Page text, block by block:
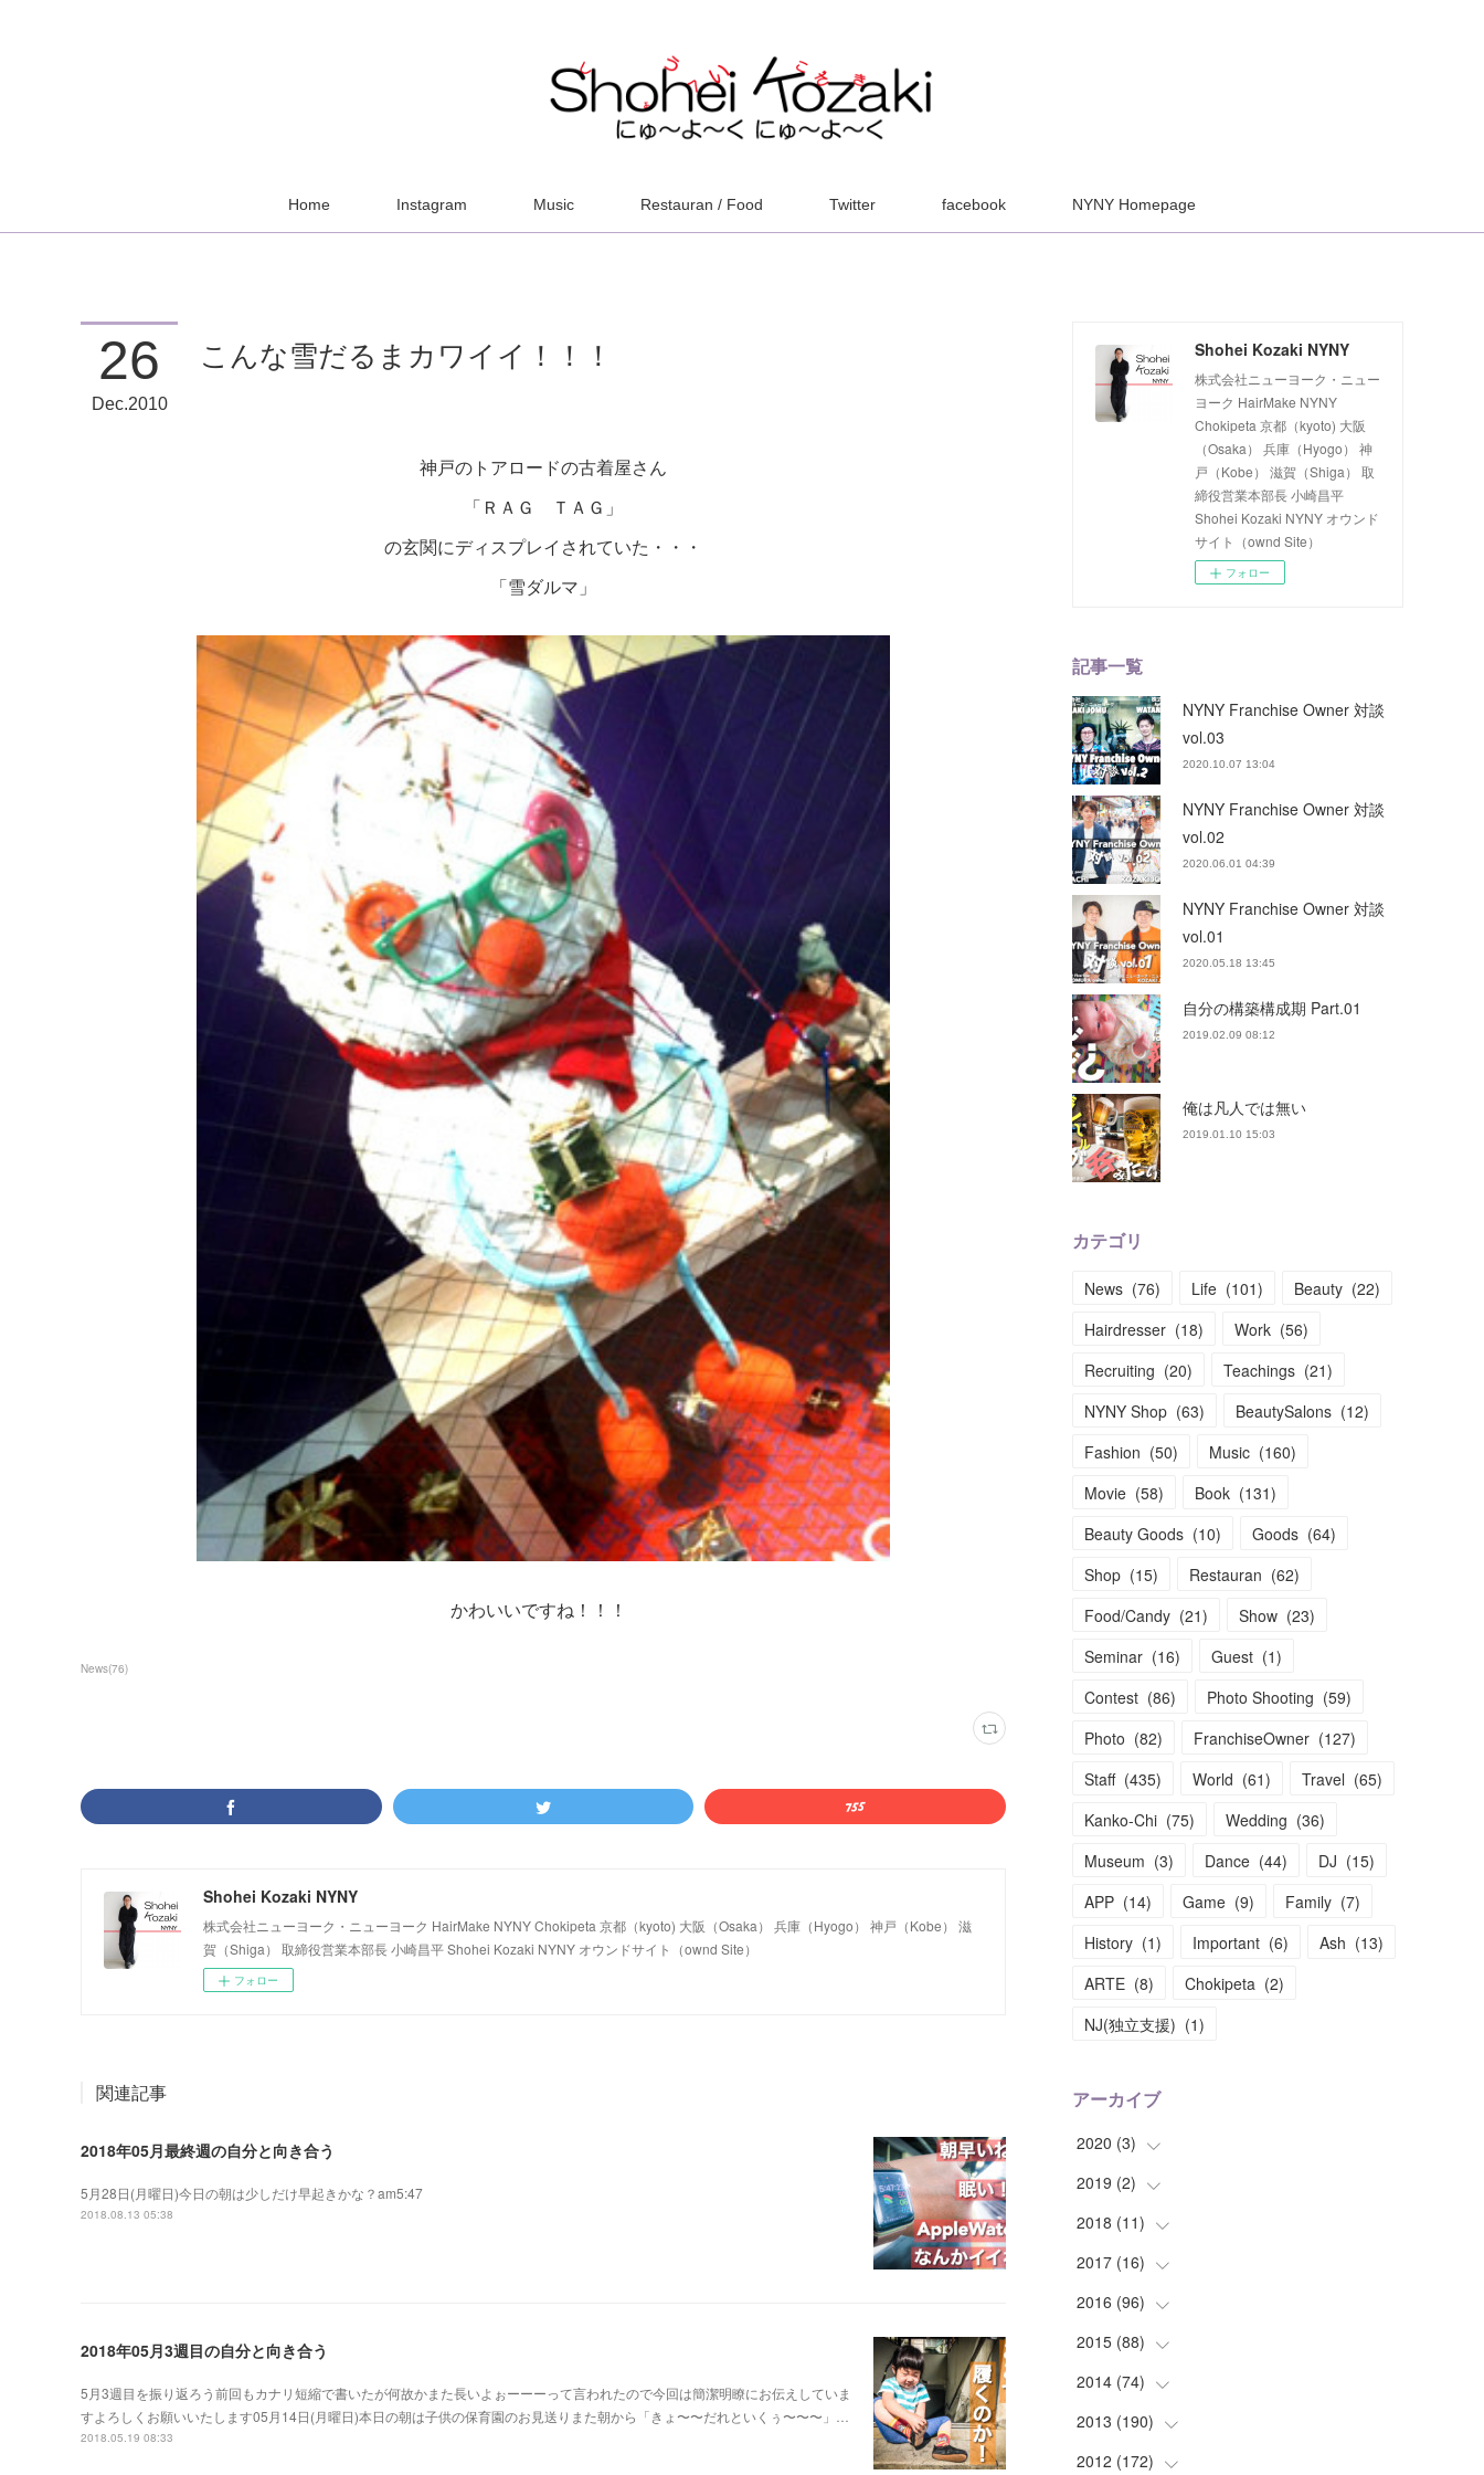
Home Instagram Music Restauran / Food Twitter facebook NYNY Homepage
26
Dec 2010
こんな雪だるまカワイイ！！！
神戸のトアロードの古着屋さん
「ＲＡＧ ＴＡＧ」
の玄関にディスプレイされていた・・・
「雪ダルマ」
かわいいですね！！！
News(76)
Shohei Kozaki NYNY
株式会社ニューヨーク・ニューヨーク HairMake NYNY Chokipeta 京都（kyoto) 大阪（Osaka） 兵庫（Hyogo） 神戸（Kobe） 滋
賀（Shiga） 取締役営業本部長 小崎昌平 Shohei Kozaki NYNY オウンドサイト（ownd Site）
フォロー
関連記事
2018年05月最終週の自分と向き合う
5月28日(月曜日)今日の朝は少しだけ早起きかな？am5:47
2018.08.13 05:38
2018年05月3週目の自分と向き合う
5月3週目を振り返ろう前回もカナリ短縮で書いたが何故かまた長いよぉーーーって言われたので今回は簡潔明瞭にお伝えしていま
すよろしくお願いいたします05月14日(月曜日)本日の朝は子供の保育園のお見送りまた朝から「きょ〜〜だれといくぅ〜〜〜」…
2018.05.19 08:33
Shohei Kozaki NYNY
株式会社ニューヨーク・ニュー
ヨーク HairMake NYNY
Chokipeta 京都（kyoto) 大阪
（Osaka） 兵庫（Hyogo） 神
戸（Kobe） 滋賀（Shiga） 取
締役営業本部長 小崎昌平
Shohei Kozaki NYNY オウンド
サイト（ownd Site）
フォロー
記事一覧
NYNY Franchise Owner 対談
vol.03
2020.10.07 13:04
NYNY Franchise Owner 対談
vol.02
2020.06.01 04:39
NYNY Franchise Owner 対談
vol.01
2020.05.18 13:45
自分の構築構成期 Part.01
2019.02.09 08:12
俺は凡人では無い
2019.01.10 15:03
カテゴリ
News (76) Life (101) Beauty (22)
Hairdresser (18) Work (56)
Recruiting (20) Teachings (21)
NYNY Shop (63) BeautySalons (12)
Fashion (50) Music (160)
Movie (58) Book (131)
Beauty Goods (10) Goods (64)
Shop (15) Restauran (62)
Food/Candy (21) Show (23)
Seminar (16) Guest (1)
Contest (86) Photo Shooting (59)
Photo (82) FranchiseOwner (127)
Staff (435) World (61) Travel (65)
Kanko-Chi (75) Wedding (36)
Museum (3) Dance (44) DJ (15)
APP (14) Game (9) Family (7)
History (1) Important (6) Ash (13)
ARTE (8) Chokipeta (2)
NJ(独立支援) (1)
アーカイブ
2020 (3)
(1
( 1)
(1)
2019 (2)
( 1)
(1)
2018 (11)
(2)
(1)
(1)
(1)
(3)
(2)
2017 (16)
(1)
(2)
(1)
(3)
(1)
2016 (96)
(2)
(5)
(6)
(3)
2015 (88)
(4)
(7)
(6)
2014 (74)
(9)
(14)
2013 (190)
(17)
2012 (172)